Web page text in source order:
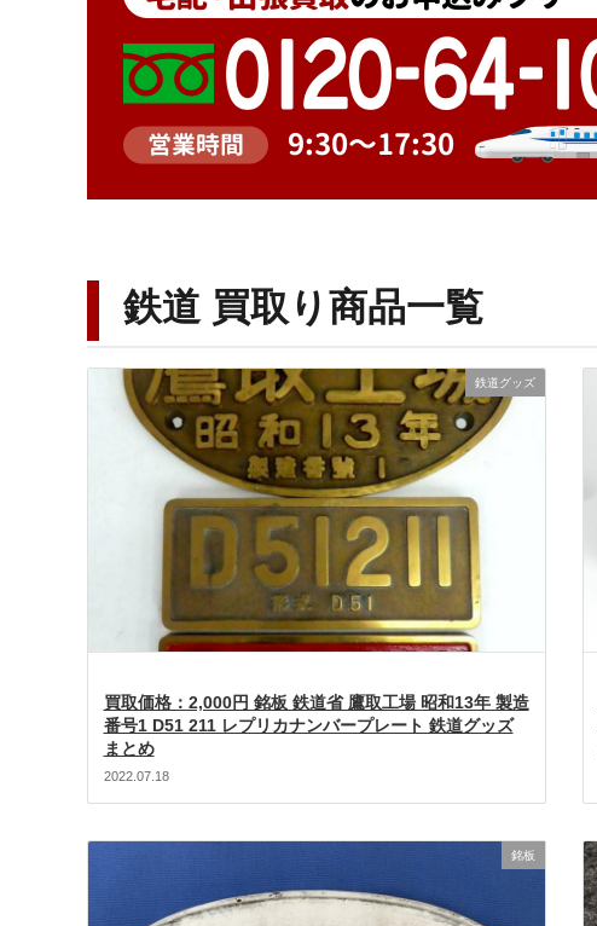
鉄道 買取り商品一覧
鉄道グッズ
買取価格：2,000円 銘板 鉄道省 鷹取工場 昭和13年 製造
番号1 D51 211 レプリカナンバープレート 鉄道グッズ
まとめ
2022.07.18
銘板